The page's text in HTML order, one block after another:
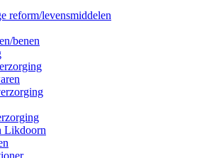
reform/levensmiddelen
benen
Likdoorn